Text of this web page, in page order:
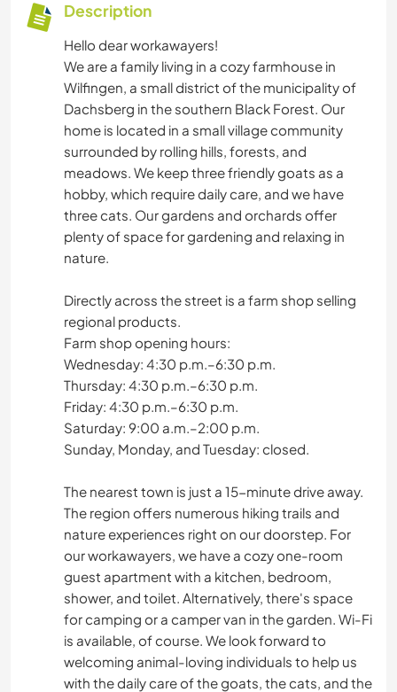
Description
Hello dear workawayers!
We are a family living in a cozy farmhouse in
Wilfingen, a small district of the municipality of
Dachsberg in the southern Black Forest. Our
home is located in a small village community
surrounded by rolling hills, forests, and
meadows. We keep three friendly goats as a
hobby, which require daily care, and we have
three cats. Our gardens and orchards offer
plenty of space for gardening and relaxing in
nature.
Directly across the street is a farm shop selling
regional products.
Farm shop opening hours:
Wednesday: 4:30 p.m.–6:30 p.m.
Thursday: 4:30 p.m.–6:30 p.m.
Friday: 4:30 p.m.–6:30 p.m.
Saturday: 9:00 a.m.–2:00 p.m.
Sunday, Monday, and Tuesday: closed.
The nearest town is just a 15-minute drive away.
The region offers numerous hiking trails and
nature experiences right on our doorstep. For
our workawayers, we have a cozy one-room
guest apartment with a kitchen, bedroom,
shower, and toilet. Alternatively, there's space
for camping or a camper van in the garden. Wi-Fi
is available, of course. We look forward to
welcoming animal-loving individuals to help us
with the daily care of the goats, the cats, and the